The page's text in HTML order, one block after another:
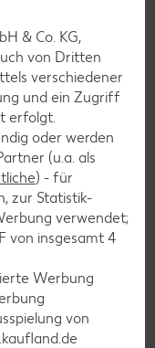
Betrag
um eine
unterstützen.
Zukunft
Denn jeder Cent
gehen
& Co. KG,
von Dritten
verschiedener
und ein Zugriff
erfolgt.
oder werden
(u.a. als
) - für
zur Statistik-
verwendet;
von insgesamt 4
Werbung
von